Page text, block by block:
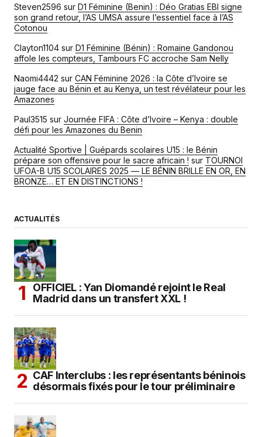
Steven2596 sur D1 Féminine (Benin) : Déo Gratias EBI signe
son grand retour, l’AS UMSA assure l’essentiel face à l’AS
Cotonou
Clayton1104 sur D1 Féminine (Bénin) : Romaine Gandonou
affole les compteurs, Tambours FC accroche Sam Nelly
Naomi4442 sur CAN Féminine 2026 : la Côte d’Ivoire se
jauge face au Bénin et au Kenya, un test révélateur pour les
Amazones
Paul3515 sur Journée FIFA : Côte d’Ivoire – Kenya : double
défi pour les Amazones du Benin
Actualité Sportive | Guépards scolaires U15 : le Bénin
prépare son offensive pour le sacre africain ! sur TOURNOI
UFOA-B U15 SCOLAIRES 2025 — LE BÉNIN BRILLE EN OR, EN
BRONZE… ET EN DISTINCTIONS !
ACTUALITÉS
OFFICIEL : Yan Diomandé rejoint le Real
Madrid dans un transfert XXL !
CAF Interclubs : les représentants béninois
désormais fixés pour le tour préliminaire